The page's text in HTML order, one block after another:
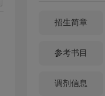
招生简章
参考书目
调剂信息